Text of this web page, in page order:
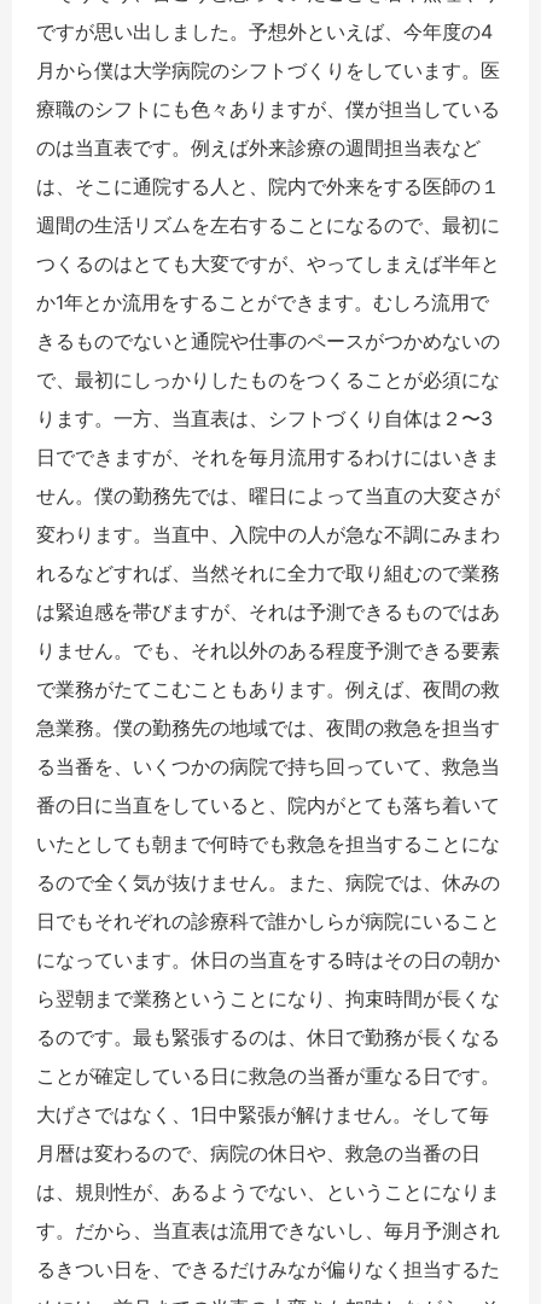
ですが思い出しました。予想外といえば、今年度の4
月から僕は大学病院のシフトづくりをしています。医
療職のシフトにも色々ありますが、僕が担当している
のは当直表です。例えば外来診療の週間担当表など
は、そこに通院する人と、院内で外来をする医師の１
週間の生活リズムを左右することになるので、最初に
つくるのはとても大変ですが、やってしまえば半年と
か1年とか流用をすることができます。むしろ流用で
きるものでないと通院や仕事のペースがつかめないの
で、最初にしっかりしたものをつくることが必須にな
ります。一方、当直表は、シフトづくり自体は２〜3
日でできますが、それを毎月流用するわけにはいきま
せん。僕の勤務先では、曜日によって当直の大変さが
変わります。当直中、入院中の人が急な不調にみまわ
れるなどすれば、当然それに全力で取り組むので業務
は緊迫感を帯びますが、それは予測できるものではあ
りません。でも、それ以外のある程度予測できる要素
で業務がたてこむこともあります。例えば、夜間の救
急業務。僕の勤務先の地域では、夜間の救急を担当す
る当番を、いくつかの病院で持ち回っていて、救急当
番の日に当直をしていると、院内がとても落ち着いて
いたとしても朝まで何時でも救急を担当することにな
るので全く気が抜けません。また、病院では、休みの
日でもそれぞれの診療科で誰かしらが病院にいること
になっています。休日の当直をする時はその日の朝か
ら翌朝まで業務ということになり、拘束時間が長くな
るのです。最も緊張するのは、休日で勤務が長くなる
ことが確定している日に救急の当番が重なる日です。
大げさではなく、1日中緊張が解けません。そして毎
月暦は変わるので、病院の休日や、救急の当番の日
は、規則性が、あるようでない、ということになりま
す。だから、当直表は流用できないし、毎月予測され
るきつい日を、できるだけみなが偏りなく担当するた